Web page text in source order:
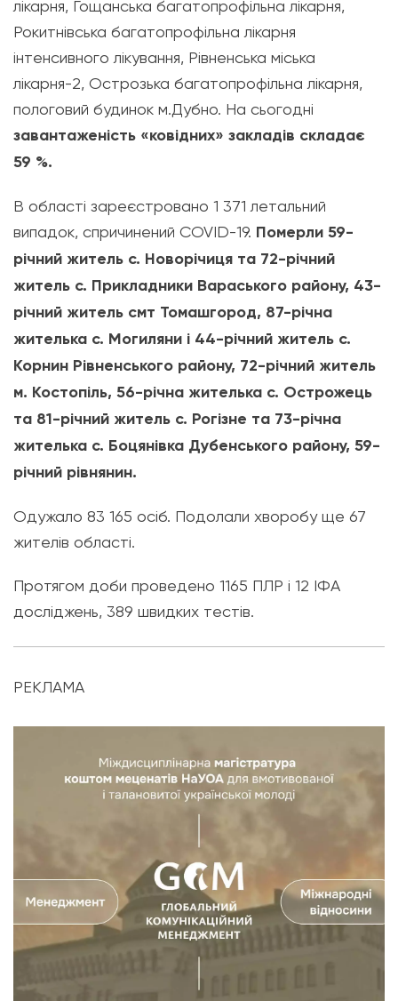
лікарня, Гощанська багатопрофільна лікарня,
Рокитнівська багатопрофільна лікарня
інтенсивного лікування, Рівненська міська
лікарня-2, Острозька багатопрофільна лікарня,
пологовий будинок м.Дубно. На сьогодні
завантаженість «ковідних» закладів складає
59 %.
В області зареєстровано 1 371 летальний
випадок, спричинений COVID-19. Померли 59-
річний житель с. Новорічиця та 72-річний
житель с. Прикладники Вараського району, 43-
річний житель смт Томашгород, 87-річна
жителька с. Могиляни і 44-річний житель с.
Корнин Рівненського району, 72-річний житель
м. Костопіль, 56-річна жителька с. Острожець
та 81-річний житель с. Рогізне та 73-річна
жителька с. Боцянівка Дубенського району, 59-
річний рівнянин.
Одужало 83 165 осіб. Подолали хворобу ще 67
жителів області.
Протягом доби проведено 1165 ПЛР і 12 ІФА
досліджень, 389 швидких тестів.
РЕКЛАМА